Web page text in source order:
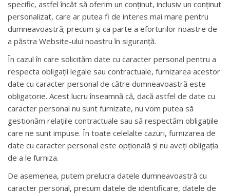
specific, astfel încât să oferim un conținut, inclusiv un conținut
personalizat, care ar putea fi de interes mai mare pentru
dumneavoastră; precum și ca parte a eforturilor noastre de
a păstra Website-ului noastru în siguranță.
În cazul în care solicităm date cu caracter personal pentru a
respecta obligații legale sau contractuale, furnizarea acestor
date cu caracter personal de către dumneavoastră este
obligatorie. Acest lucru înseamnă că, dacă astfel de date cu
caracter personal nu sunt furnizate, nu vom putea să
gestionăm relațiile contractuale sau să respectăm obligațiile
care ne sunt impuse. În toate celelalte cazuri, furnizarea de
date cu caracter personal este opțională și nu aveți obligația
de a le furniza.
De asemenea, putem prelucra datele dumneavoastră cu
caracter personal, precum datele de identificare, datele de